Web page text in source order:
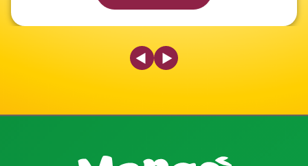
Previous Slide
Next Slide